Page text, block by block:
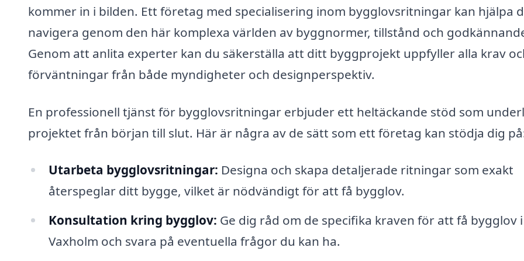
kommer in i bilden. Ett företag med specialisering inom bygglovsritningar kan hjälpa
navigera genom den här komplexa världen av byggnormer, tillstånd och
Genom att anlita experter kan du säkerställa att ditt byggprojekt uppfyller alla krav
förväntningar från både myndigheter och designperspektiv.
En professionell tjänst för bygglovsritningar erbjuder ett heltäckande stöd som
projektet från början till slut. Här är några av de sätt som ett företag kan stödja dig
Utarbeta bygglovsritningar: Designa och skapa detaljerade ritningar som exakt
återspeglar ditt bygge, vilket är nödvändigt för att få bygglov.
Konsultation kring bygglov: Ge dig råd om de specifika kraven för att få bygglov i
Vaxholm och svara på eventuella frågor du kan ha.